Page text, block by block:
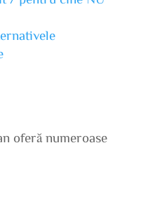
oferă numeroase